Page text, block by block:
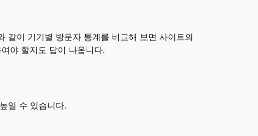
같이 기기별 방문자 통계를 비교해 보면 사이트의
야 할지도 답이 나옵니다.
일 수 있습니다.